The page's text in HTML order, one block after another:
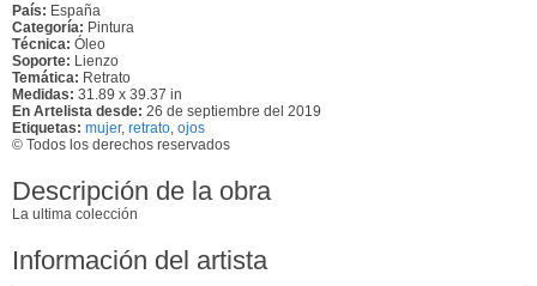
País: España
Categoría: Pintura
Técnica: Óleo
Soporte: Lienzo
Temática: Retrato
Medidas: 31.89 x 39.37 in
En Artelista desde: 26 de septiembre del 2019
Etiquetas: mujer, retrato ojos
© Todos los derechos reservados
Descripción de la obra
La ultima colección
Información del artista